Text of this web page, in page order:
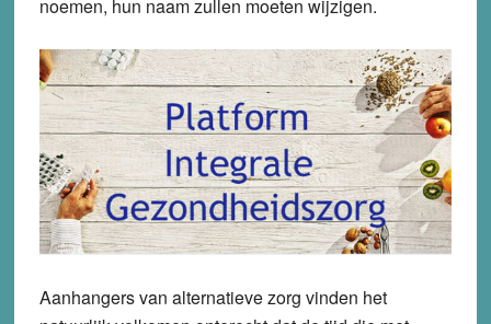
noemen, hun naam zullen moeten wijzigen.
Aanhangers van alternatieve zorg vinden het